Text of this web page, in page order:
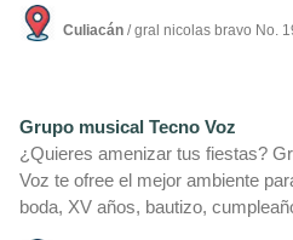
Culiacán / gral nicolas bravo No.
Grupo musical Tecno Voz
¿Quieres amenizar tus fiestas?
Voz te ofree el mejor ambiente
boda, XV años, bautizo,